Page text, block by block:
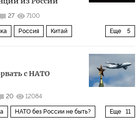
27 7100
Еще 5
Россия Китай
с НАТО
20 12084
Еще 11
НАТО без России не быть?